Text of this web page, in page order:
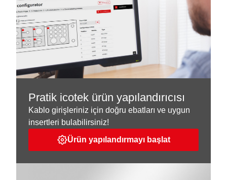
Pratik icotek ürün yapılandırıcısı
Kablo girişleriniz için doğru ebatları ve uygun
insertleri bulabilirsiniz!
Ürün yapılandırmayı başlat